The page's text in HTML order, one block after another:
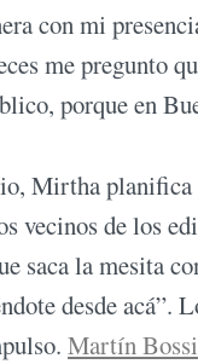
con mi
me pregunto
porque en
Mirtha
vecinos de los
saca la mesita
desde acá”.
Martín Bossi